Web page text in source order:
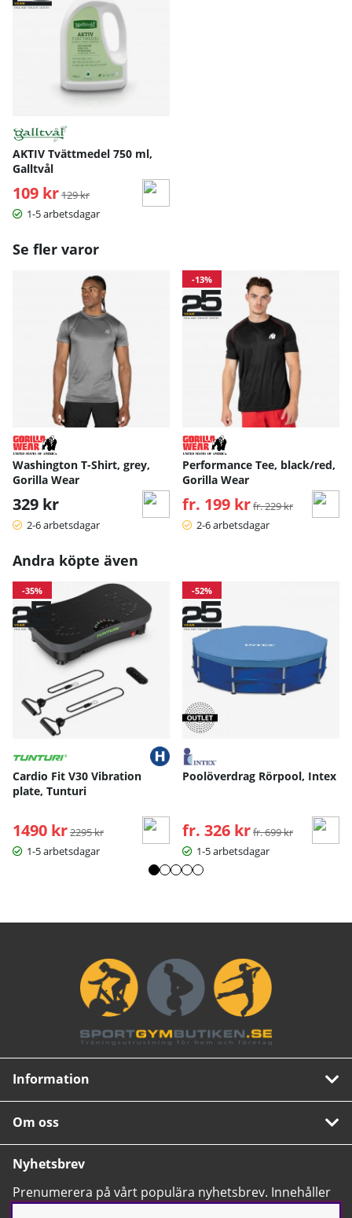
AKTIV Tvättmedel 750 ml,
Galltvål
109 kr Ordinarie pris:
129 kr
1-5 arbetsdagar
Se fler varor
Washington T-Shirt, grey,
Gorilla Wear
329 kr
2-6 arbetsdagar
-13%
Performance Tee, black/red,
Gorilla Wear
fr. 199 kr Ordinarie pris:
fr. 229 kr
2-6 arbetsdagar
Andra köpte även
-35%
Cardio Fit V30 Vibration
plate, Tunturi
1490 kr Ordinarie pris:
2295 kr
1-5 arbetsdagar
-52%
Poolöverdrag Rörpool, Intex
fr. 326 kr Ordinarie pris:
fr. 699 kr
1-5 arbetsdagar
Information
Om oss
Nyhetsbrev
Prenumerera på vårt populära nyhetsbrev. Innehåller
tips, nyheter och våra allra bästa erbjudanden.